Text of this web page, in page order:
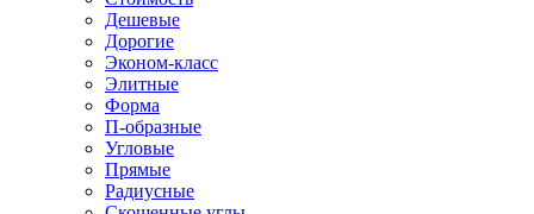
Дешевые
Дорогие
Эконом-класс
Элитные
Форма
П-образные
Угловые
Прямые
Радиусные